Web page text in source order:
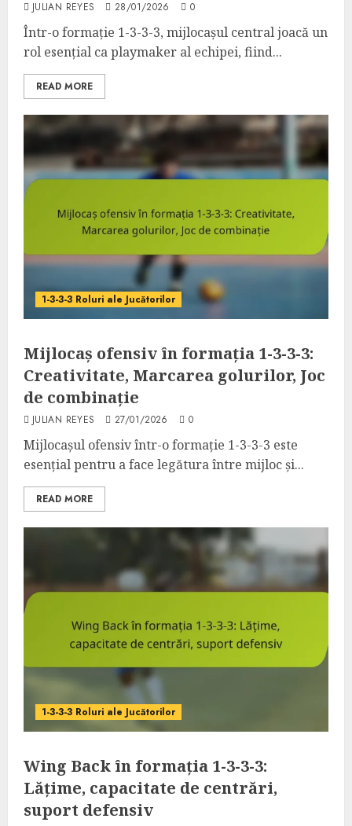
JULIAN REYES 28/01/2026 0
Într-o formație 1-3-3-3, mijlocașul central joacă un
rol esențial ca playmaker al echipei, fiind...
READ MORE
1-3-3-3 Roluri ale Jucătorilor
Mijlocaș ofensiv în formația 1-3-3-3:
Creativitate, Marcarea golurilor, Joc
de combinație
JULIAN REYES 27/01/2026 0
Mijlocașul ofensiv într-o formație 1-3-3-3 este
esențial pentru a face legătura între mijloc și...
READ MORE
1-3-3-3 Roluri ale Jucătorilor
Wing Back în formația 1-3-3-3:
Lățime, capacitate de centrări,
suport defensiv